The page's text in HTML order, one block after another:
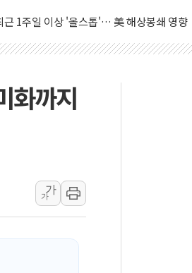
은 "또 개입했나" 촉각
美 고용 쇼크에 반도체주 '활짝'
크'…9월 금리 인상 기대 후퇴
협정 체결
정설...포항시 '시끌'
밑거름…수도권 집중 완화 전환점"
화까지
가
가